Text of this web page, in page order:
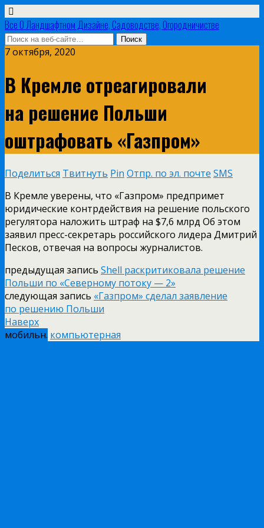
Все О Ландшафтном Дизайне, Садоводстве, Огородничистве
7 октября, 2020
В Кремле отреагировали
на решение Польши
оштрафовать «Газпром»
Поделиться Твитнуть Pin Отпр. по эл. почте SMS
В Кремле уверены, что «Газпром» предпримет
юридические контрдействия на решение польского
регулятора наложить штраф на $7,6 млрд Об этом
заявил пресс-секретарь российского лидера Дмитрий
Песков, отвечая на вопросы журналистов.
предыдущая запись Shell раскритиковала решение
Польши по «Северному потоку — 2»
следующая запись «Газпром» сделал заявление
по решению Польши
Наверх
мобильн. компьютерная